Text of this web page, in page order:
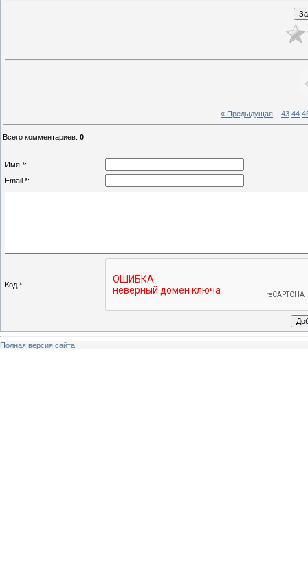
« Предыдущая 43 44
Всего комментариев: 0
Имя *:
Email *:
Код *:
Полная версия сайта